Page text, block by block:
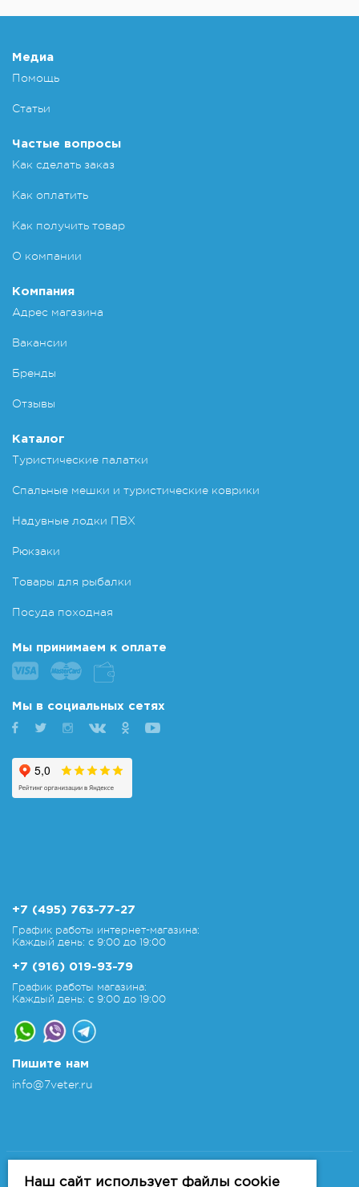
Медиа
Помощь
Статьи
Частые вопросы
Как сделать заказ
Как оплатить
Как получить товар
О компании
Компания
Адрес магазина
Вакансии
Бренды
Отзывы
Каталог
Туристические палатки
Спальные мешки и туристические коврики
Надувные лодки ПВХ
Рюкзаки
Товары для рыбалки
Посуда походная
Мы принимаем к оплате
Мы в социальных сетях
+7 (495) 763-77-27
График работы интернет-магазина:
Каждый день: с 9:00 до 19:00
+7 (916) 019-93-79
График работы магазина:
Каждый день: с 9:00 до 19:00
Пишите нам
info@7veter.ru
Интернет-магазин "На Семи Ветрах". Все права
Наш сайт использует файлы cookie